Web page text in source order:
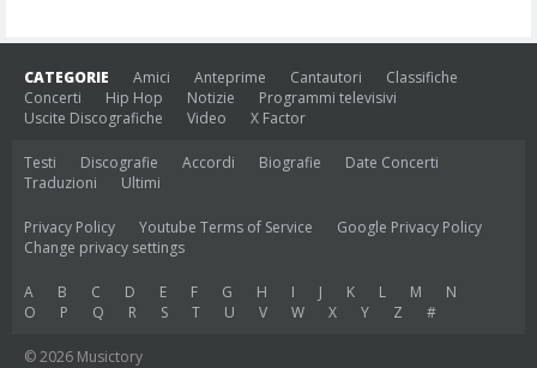
CATEGORIE Amici Anteprime Cantautori
Classifiche
Concerti
Hip Hop Notizie
Programmi televisivi
Uscite Discografiche
Video X Factor
Testi Discografie Accordi Biografie
Date Concerti
Traduzioni
Ultimi
Privacy Policy Youtube Terms of Service
Google Privacy Policy
Change privacy settings
A B C D E F G H I J K L M
N
O
P Q R S T U V W X Y Z #
© 2026 Musictory